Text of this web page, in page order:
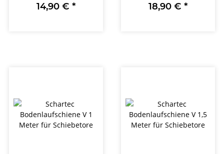
14,90 € * 18,90 € *